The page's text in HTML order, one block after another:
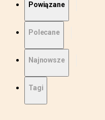
Powiązane
Polecane
Najnowsze
Tagi